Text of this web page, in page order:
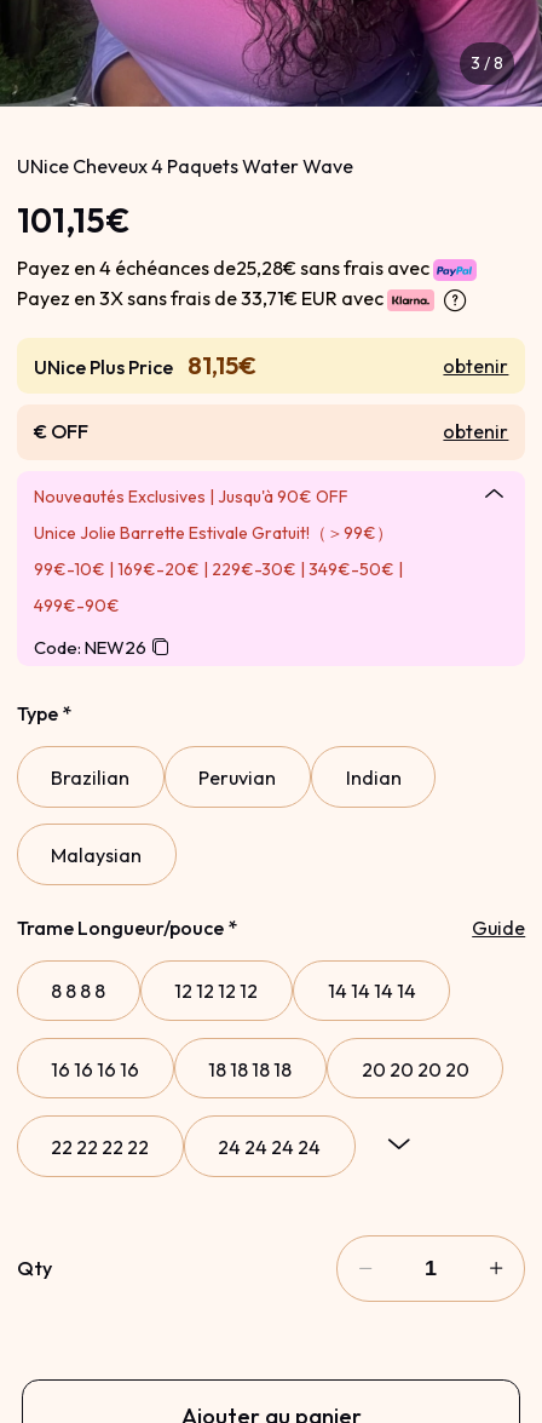
3 /8
UNice Cheveux 4 Paquets Water Wave
101,15€
Payez en 4 échéances de25,28€ sans frais avec
Payez en 3X sans frais de33,71€ EUR avec
UNice Plus Price 81,15€ obtenir
€ OFF obtenir
Nouveautés Exclusives | Jusqu'à 90€ OFF
Unice Jolie Barrette Estivale Gratuit!（＞99€）
99€-10€ | 169€-20€ | 229€-30€ | 349€-50€ |
499€-90€
Code: NEW26
Type *
Brazilian Peruvian Indian
Malaysian
Trame Longueur/pouce * Guide
8 8 8 8 12 12 12 12 14 14 14 14
16 16 16 16 18 18 18 18 20 20 20 20
22 22 22 22 24 24 24 24
16 18 20 22
18 20 22 24 20 22 24 26 10 12 14 16
Qty
Ajouter au panier